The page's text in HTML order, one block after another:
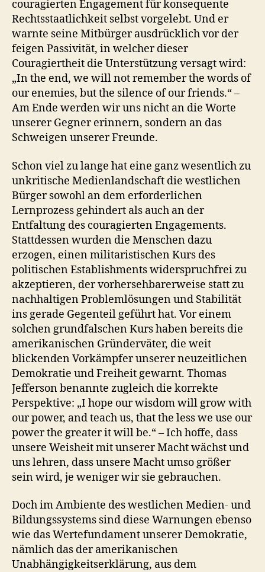
couragierten Engagement für konsequente
Rechtsstaatlichkeit selbst vorgelebt. Und er
warnte seine Mitbürger ausdrücklich vor der
feigen Passivität, in welcher dieser
Couragiertheit die Unterstützung versagt wird:
„In the end, we will not remember the words of
our enemies, but the silence of our friends.“ –
Am Ende werden wir uns nicht an die Worte
unserer Gegner erinnern, sondern an das
Schweigen unserer Freunde.
Schon viel zu lange hat eine ganz wesentlich zu
unkritische Medienlandschaft die westlichen
Bürger sowohl an dem erforderlichen
Lernprozess gehindert als auch an der
Entfaltung des couragierten Engagements.
Stattdessen wurden die Menschen dazu
erzogen, einen militaristischen Kurs des
politischen Establishments widerspruchfrei zu
akzeptieren, der vorhersehbarerweise statt zu
nachhaltigen Problemlösungen und Stabilität
ins gerade Gegenteil geführt hat. Vor einem
solchen grundfalschen Kurs haben bereits die
amerikanischen Gründerväter, die weit
blickenden Vorkämpfer unserer neuzeitlichen
Demokratie und Freiheit gewarnt. Thomas
Jefferson benannte zugleich die korrekte
Perspektive: „I hope our wisdom will grow with
our power, and teach us, that the less we use our
power the greater it will be.“ – Ich hoffe, dass
unsere Weisheit mit unserer Macht wächst und
uns lehren, dass unsere Macht umso größer
sein wird, je weniger wir sie gebrauchen.
Doch im Ambiente des westlichen Medien- und
Bildungssystems sind diese Warnungen ebenso
wie das Wertefundament unserer Demokratie,
nämlich das der amerikanischen
Unabhängigkeitserklärung, aus dem